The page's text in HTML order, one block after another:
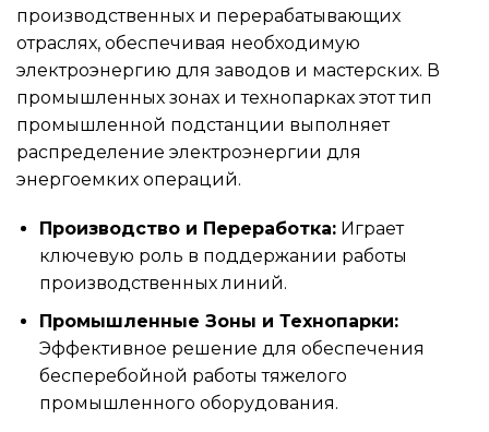
производственных и перерабатывающих
отраслях, обеспечивая необходимую
электроэнергию для заводов и мастерских. В
промышленных зонах и технопарках этот тип
промышленной подстанции выполняет
распределение электроэнергии для
энергоемких операций.
Производство и Переработка:Играет
ключевую роль в поддержании работы
производственных линий.
Промышленные Зоны и Технопарки:
Эффективное решение для обеспечения
бесперебойной работы тяжелого
промышленного оборудования.